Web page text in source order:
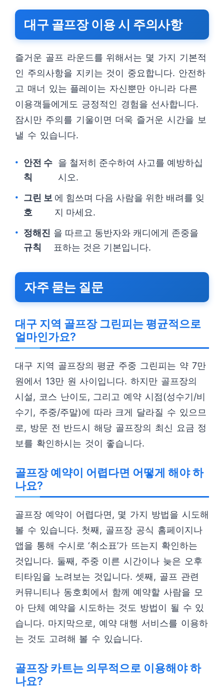
대구 골프장 이용 시 주의사항
즐거운 골프 라운드를 위해서는 몇 가지 기본적
인 주의사항을 지키는 것이 중요합니다. 안전하
고 매너 있는 플레이는 자신뿐만 아니라 다른
이용객들에게도 긍정적인 경험을 선사합니다.
잠시만 주의를 기울이면 더욱 즐거운 시간을 보
낼 수 있습니다.
안전 수
칙
을 철저히 준수하여 사고를 예방하십
시오.
그린 보
호
에 힘쓰며 다음 사람을 위한 배려를 잊
지 마세요.
정해진
규칙
을 따르고 동반자와 캐디에게 존중을
표하는 것은 기본입니다.
자주 묻는 질문
대구 지역 골프장 그린피는 평균적으로
얼마인가요?
대구 지역 골프장의 평균 주중 그린피는 약 7만
원에서 13만 원 사이입니다. 하지만 골프장의
시설, 코스 난이도, 그리고 예약 시점(성수기/비
수기, 주중/주말)에 따라 크게 달라질 수 있으므
로, 방문 전 반드시 해당 골프장의 최신 요금 정
보를 확인하시는 것이 좋습니다.
골프장 예약이 어렵다면 어떻게 해야 하
나요?
골프장 예약이 어렵다면, 몇 가지 방법을 시도해
볼 수 있습니다. 첫째, 골프장 공식 홈페이지나
앱을 통해 수시로 ‘취소표’가 뜨는지 확인하는
것입니다. 둘째, 주중 이른 시간이나 늦은 오후
티타임을 노려보는 것입니다. 셋째, 골프 관련
커뮤니티나 동호회에서 함께 예약할 사람을 모
아 단체 예약을 시도하는 것도 방법이 될 수 있
습니다. 마지막으로, 예약 대행 서비스를 이용하
는 것도 고려해 볼 수 있습니다.
골프장 카트는 의무적으로 이용해야 하
나요?